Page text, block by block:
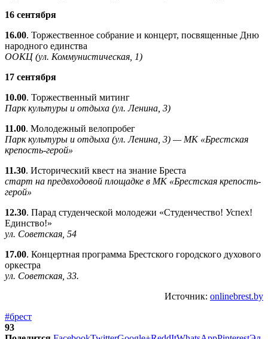
16 сентября
16.00. Торжественное собрание и концерт, посвященные Дню
народного единства
ООКЦ (ул. Коммунистическая, 1)
17 сентября
10.00. Торжественный митинг
Парк культуры и отдыха (ул. Ленина, 3)
11.00. Молодежный велопробег
Парк культуры и отдыха (ул. Ленина, 3) — МК «Брестская
крепость-герой»
11.30. Исторический квест на знание Бреста
старт на предвходовой площадке в МК «Брестская крепость-
герой»
12.30. Парад студенческой молодежи «Студенчество! Успех!
Единство!»
ул. Советская, 54
17.00. Концертная программа Брестского городского духового
оркестра
ул. Советская, 33.
Источник: onlinebrest.by
#брест
93